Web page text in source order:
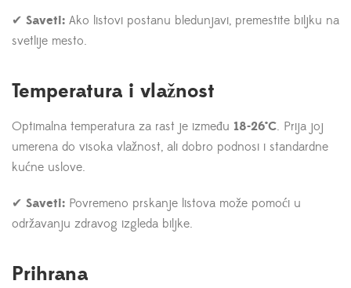
✔ Saveti: Ako listovi postanu bledunjavi, premestite biljku na
svetlije mesto.
Temperatura i vlažnost
Optimalna temperatura za rast je između 18-26°C. Prija joj
umerena do visoka vlažnost, ali dobro podnosi i standardne
kućne uslove.
✔ Saveti: Povremeno prskanje listova može pomoći u
održavanju zdravog izgleda biljke.
Prihrana